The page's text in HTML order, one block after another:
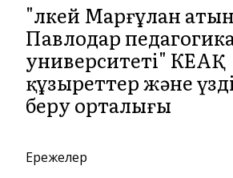
"Әлкей Марғұлан
Павлодар
университеті" КЕАҚ
құзыреттер және
беру орталығы
Ережелер